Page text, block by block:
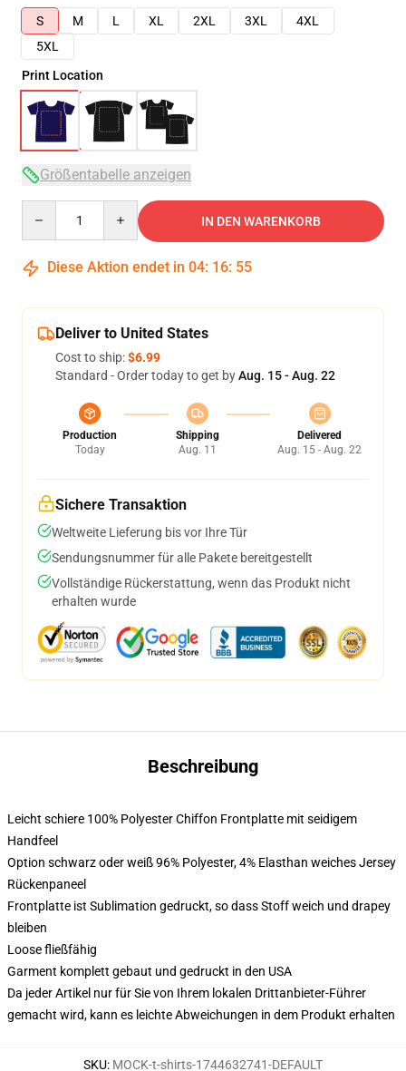
S
M L XL 2XL 3XL
4XL
5XL
Print Location
Größentabelle anzeigen
IN DEN WARENKORB
Diese Aktion endet in 04: 16: 54
Deliver to United States
Cost to ship:$6.99
Standard - Order today to get byAug. 15 - Aug. 22
Production
Today
Shipping
Aug. 11
Delivered
Aug. 15 - Aug. 22
Sichere Transaktion
Weltweite Lieferung bis vor Ihre Tür
Sendungsnummer für alle Pakete bereitgestellt
Vollständige Rückerstattung, wenn das Produkt nicht
erhalten wurde
Beschreibung
Leicht schiere 100% Polyester Chiffon Frontplatte mit seidigem
Handfeel
Option schwarz oder weiß 96% Polyester, 4% Elasthan weiches Jersey
Rückenpaneel
Frontplatte ist Sublimation gedruckt, so dass Stoff weich und drapey
bleiben
Loose fließfähig
Garment komplett gebaut und gedruckt in den USA
Da jeder Artikel nur für Sie von Ihrem lokalen Drittanbieter-Führer
gemacht wird, kann es leichte Abweichungen in dem Produkt erhalten
SKU: MOCK-t-shirts-1744632741-DEFAULT